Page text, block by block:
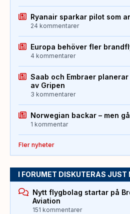
Ryanair sparkar pilot som
24 kommentarer
Europa behöver fler
4 kommentarer
Saab och Embraer
av Gripen
3 kommentarer
Norwegian backar – men
1 kommentar
Fler nyheter
I FORUMET DISKUTERAS JUST
Nytt flygbolag startar på
Aviation
151 kommentarer